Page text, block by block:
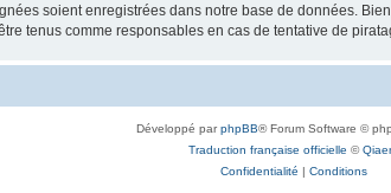
soient enregistrées dans notre base de données.
tenus comme responsables en cas de tentative de
Développé parphpBB® Forum Software ©
Traduction française officielle ©
Confidentialité | Conditions